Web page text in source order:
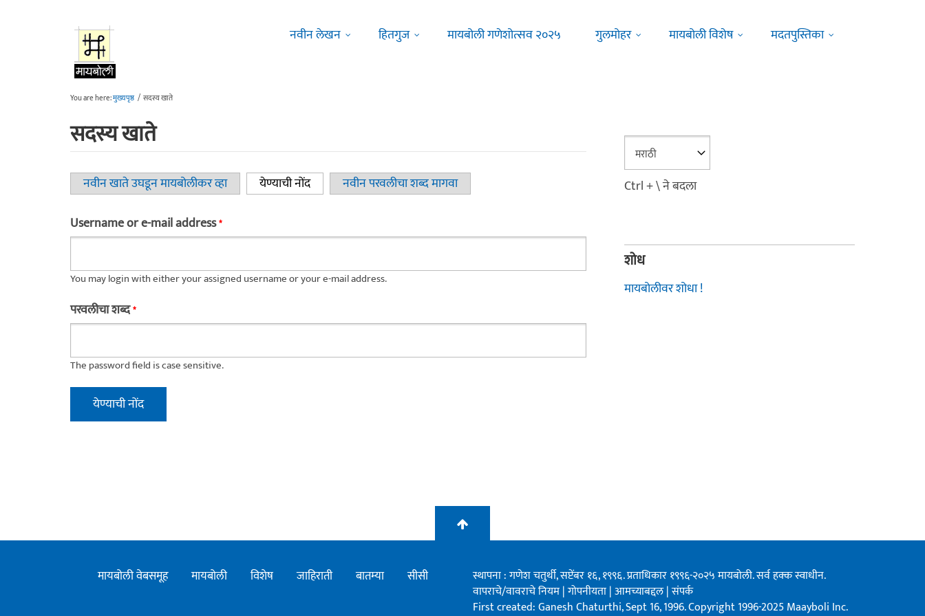
नवीन लेखन
हितगुज मायबोली गणेशोत्सव २०२५ गुलमोहर मायबोली विशेष मदतपुस्तिका
You are here:मुख्यपृष्ठ / सदस्य खाते
सदस्य खाते
Primary tabs
नवीन खाते उघडून मायबोलीकर व्हा येण्याची नोंद(active tab)नवीन परवलीचा शब्द मागवा
Username or e-mail address*
You may login with either your assigned username or your e-mail address.
परवलीचा शब्द*
The password field is case sensitive.
Ctrl + \ ने बदला
शोध
मायबोलीवर शोधा !
मायबोली वेबसमूह मायबोली विशेष जाहिराती बातम्या सीसी
स्थापना : गणेश चतुर्थी, सप्टेंबर १६, १९९६. प्रताधिकार १९९६-२०२५ मायबोली. सर्व हक्क स्वाधीन.
वापराचे/वावराचे नियम|गोपनीयता|आमच्याबद्दल|संपर्क
First created: Ganesh Chaturthi, Sept 16, 1996. Copyright 1996-2025 Maayboli Inc.